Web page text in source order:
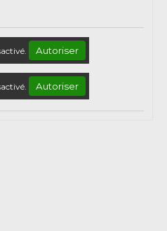
Autoriser
Autoriser